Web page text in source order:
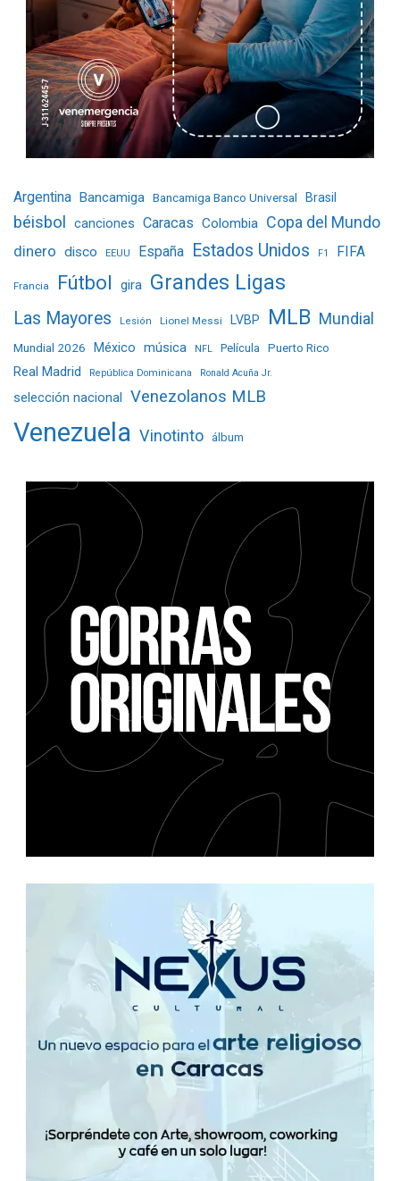
Argentina Bancamiga Bancamiga Banco Universal Brasil
béisbol canciones Caracas Colombia Copa del Mundo
dinero disco EEUU España Estados Unidos F1 FIFA
Francia Fútbol gira Grandes Ligas
Las Mayores Lesión Lionel Messi LVBP MLB Mundial
Mundial 2026 México música NFL Película Puerto Rico
Real Madrid República Dominicana Ronald Acuña Jr.
selección nacional Venezolanos MLB
Venezuela Vinotinto álbum